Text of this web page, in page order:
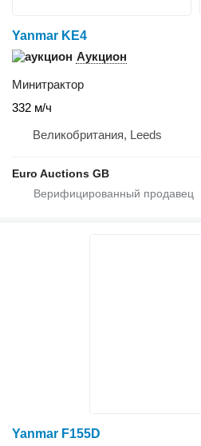
Yanmar KE4
Аукцион
Минитрактор
332 м/ч
Великобритания, Leeds
Euro Auctions GB
Yanmar F155D